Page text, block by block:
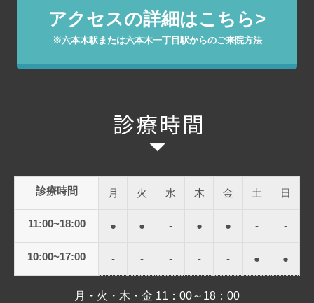
アクセスの詳細はこちら>
※六本木駅または六本木一丁目駅からのご来院方法
診療時間 月 火 水 木 金 土 日
11:00~18:00 ● ● - ● ● - -
10:00~17:00 - - - - - ● ●
月・火・木・金 11：00～18：00